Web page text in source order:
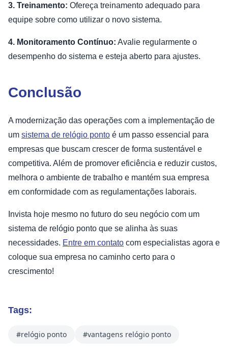
3. Treinamento: Ofereça treinamento adequado para
equipe sobre como utilizar o novo sistema.
4. Monitoramento Contínuo: Avalie regularmente o
desempenho do sistema e esteja aberto para ajustes.
Conclusão
A modernização das operações com a implementação de
um sistema de relógio ponto é um passo essencial para
empresas que buscam crescer de forma sustentável e
competitiva. Além de promover eficiência e reduzir custos,
melhora o ambiente de trabalho e mantém sua empresa
em conformidade com as regulamentações laborais.
Invista hoje mesmo no futuro do seu negócio com um
sistema de relógio ponto que se alinha às suas
necessidades. Entre em contato com especialistas agora e
coloque sua empresa no caminho certo para o
crescimento!
Tags:
#relógio ponto #vantagens relógio ponto